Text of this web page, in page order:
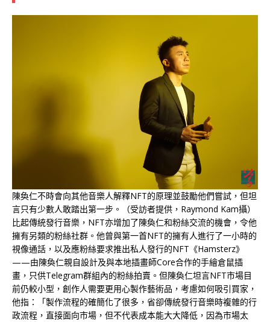
陳奐仁不時會向其他音樂人解釋NFT的原理並鼓勵他們嘗試，但坦
言只有少數人敢踏出第一步。（受訪者提供，Raymond Kam攝）
比起傳統發行音樂，NFT亦增加了陳奐仁和粉絲交流的機會，令他
擁有另類的粉絲社群。他曾與第一首NFT的擁有人進行了一小時的
視像通話，以及應粉絲要求推出私人發行的NFT《Hamsterz》
——由陳奐仁親自設計及與本地插畫師Core合作的手繪倉鼠插
畫，只供Telegram群組內的粉絲拍賣。但陳奐仁坦言NFT市場目
前仍較小型，創作人需要更用心製作藝術品，考慮如何吸引買家，
他指：「製作流程的確簡化了很多，省卻傳統發行音樂時複雜的行
政流程，直接面向市場，但不代表成本能大大降低，因為市場太